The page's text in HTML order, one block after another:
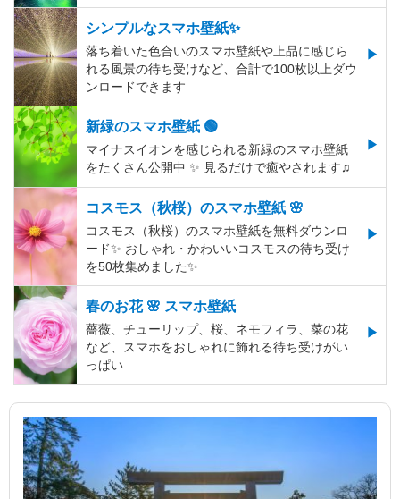
シンプルなスマホ壁紙✨
落ち着いた色合いのスマホ壁紙や上品に感じら
れる風景の待ち受けなど、合計で100枚以上ダウ
ンロードできます
新緑のスマホ壁紙 🟢
マイナスイオンを感じられる新緑のスマホ壁紙
をたくさん公開中 ✨ 見るだけで癒やされます♫
コスモス（秋桜）のスマホ壁紙 🌸
コスモス（秋桜）のスマホ壁紙を無料ダウンロ
ード✨️ おしゃれ・かわいいコスモスの待ち受け
を50枚集めました✨️
春のお花 🌸 スマホ壁紙
薔薇、チューリップ、桜、ネモフィラ、菜の花
など、スマホをおしゃれに飾れる待ち受けがい
っぱい